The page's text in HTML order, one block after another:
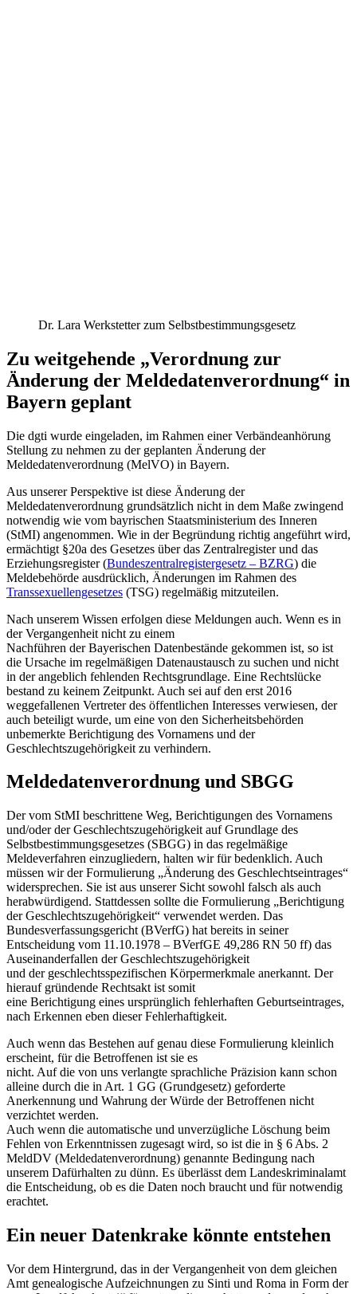
Dr. Lara Werkstetter zum Selbstbestimmungsgesetz
Zu weitgehende „Verordnung zur
Änderung der Meldedatenverordnung“ in
Bayern geplant
Die dgti wurde eingeladen, im Rahmen einer Verbändeanhörung
Stellung zu nehmen zu der geplanten Änderung der
Meldedatenverordnung (MelVO) in Bayern.
Aus unserer Perspektive ist diese Änderung der
Meldedatenverordnung grundsätzlich nicht in dem Maße zwingend
notwendig wie vom bayrischen Staatsministerium des Inneren
(StMI) angenommen. Wie in der Begründung richtig angeführt wird,
ermächtigt §20a des Gesetzes über das Zentralregister und das
Erziehungsregister (Bundeszentralregistergesetz – BZRG) die
Meldebehörde ausdrücklich, Änderungen im Rahmen des
Transsexuellengesetzes (TSG) regelmäßig mitzuteilen.
Nach unserem Wissen erfolgen diese Meldungen auch. Wenn es in
der Vergangenheit nicht zu einem
Nachführen der Bayerischen Datenbestände gekommen ist, so ist
die Ursache im regelmäßigen Datenaustausch zu suchen und nicht
in der angeblich fehlenden Rechtsgrundlage. Eine Rechtslücke
bestand zu keinem Zeitpunkt. Auch sei auf den erst 2016
weggefallenen Vertreter des öffentlichen Interesses verwiesen, der
auch beteiligt wurde, um eine von den Sicherheitsbehörden
unbemerkte Berichtigung des Vornamens und der
Geschlechtszugehörigkeit zu verhindern.
Meldedatenverordnung und SBGG
Der vom StMI beschrittene Weg, Berichtigungen des Vornamens
und/oder der Geschlechtszugehörigkeit auf Grundlage des
Selbstbestimmungsgesetzes (SBGG) in das regelmäßige
Meldeverfahren einzugliedern, halten wir für bedenklich. Auch
müssen wir der Formulierung „Änderung des Geschlechtseintrages“
widersprechen. Sie ist aus unserer Sicht sowohl falsch als auch
herabwürdigend. Stattdessen sollte die Formulierung „Berichtigung
der Geschlechtszugehörigkeit“ verwendet werden. Das
Bundesverfassungsgericht (BVerfG) hat bereits in seiner
Entscheidung vom 11.10.1978 – BVerfGE 49,286 RN 50 ff) das
Auseinanderfallen der Geschlechtszugehörigkeit
und der geschlechtsspezifischen Körpermerkmale anerkannt. Der
hierauf gründende Rechtsakt ist somit
eine Berichtigung eines ursprünglich fehlerhaften Geburtseintrages,
nach Erkennen eben dieser Fehlerhaftigkeit.
Auch wenn das Bestehen auf genau diese Formulierung kleinlich
erscheint, für die Betroffenen ist sie es
nicht. Auf die von uns verlangte sprachliche Präzision kann schon
alleine durch die in Art. 1 GG (Grundgesetz) geforderte
Anerkennung und Wahrung der Würde der Betroffenen nicht
verzichtet werden.
Auch wenn die automatische und unverzügliche Löschung beim
Fehlen von Erkenntnissen zugesagt wird, so ist die in § 6 Abs. 2
MeldDV (Meldedatenverordnung) genannte Bedingung nach
unserem Dafürhalten zu dünn. Es überlässt dem Landeskriminalamt
die Entscheidung, ob es die Daten noch braucht und für notwendig
erachtet.
Ein neuer Datenkrake könnte entstehen
Vor dem Hintergrund, das in der Vergangenheit von dem gleichen
Amt genealogische Aufzeichnungen zu Sinti und Roma in Form der